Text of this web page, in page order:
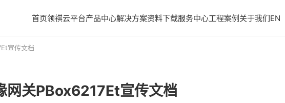
首页领祺云平台产品中心解决方案资料下载服务中心工程案例关于我们EN
宣传文档
网关PBox6217Et宣传文档